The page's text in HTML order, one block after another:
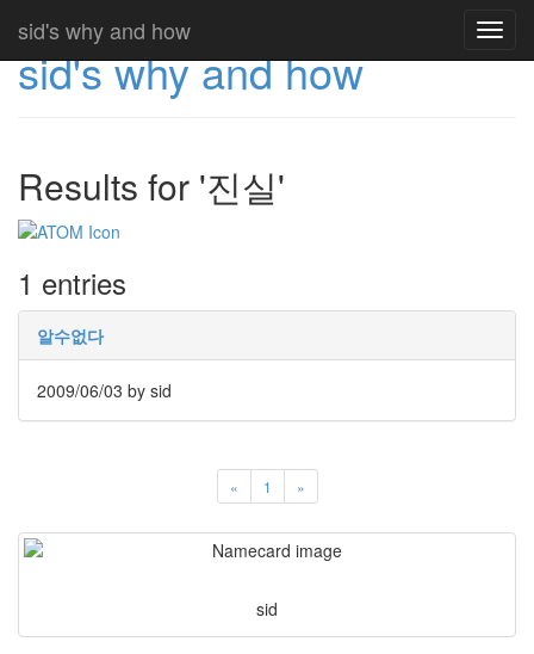
sid's why and how
sid's why and how
Results for '진실'
1 entries
알수없다
2009/06/03 by sid
« 1 »
sid